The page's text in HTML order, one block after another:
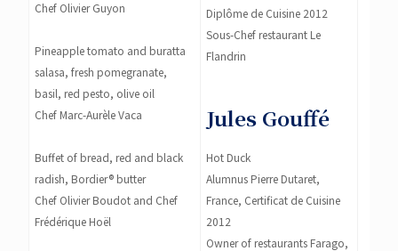
Chef Olivier Guyon
Pineapple tomato and buratta
salasa, fresh pomegranate,
basil, red pesto, olive oil
Chef Marc-Aurèle Vaca
Buffet of bread, red and black
radish, Bordier® butter
Chef Olivier Boudot and Chef
Frédérique Hoël
Diplôme de Cuisine 2012
Sous-Chef restaurant Le
Flandrin
Jules Gouffé
Hot Duck
Alumnus Pierre Dutaret,
France, Certificat de Cuisine
2012
Owner of restaurants Farago,